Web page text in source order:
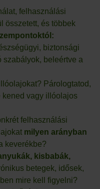
felhasználási
összetett, és többek
biztonsági
szabályok, beleértve a
Párologtatod,
kened vagy illóolajos
felhasználási
milyen arányban
keverékbe?
kisbabák,
betegek, idősek,
mire kell figyelni?